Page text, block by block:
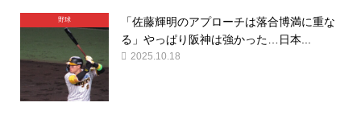
野球
「佐藤輝明のアプローチは落合博満に重な
る」やっぱり阪神は強かった…日本...
2025.10.18